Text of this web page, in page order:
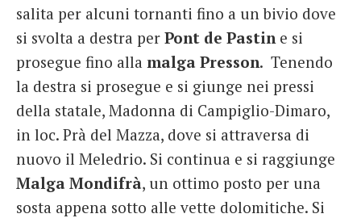
salita per alcuni tornanti fino a un bivio dove
si svolta a destra per Pont de Pastin e si
prosegue fino alla malga Presson. Tenendo
la destra si prosegue e si giunge nei pressi
della statale, Madonna di Campiglio-Dimaro,
in loc. Prà del Mazza, dove si attraversa di
nuovo il Meledrio. Si continua e si raggiunge
Malga Mondifrà, un ottimo posto per una
sosta appena sotto alle vette dolomitiche. Si